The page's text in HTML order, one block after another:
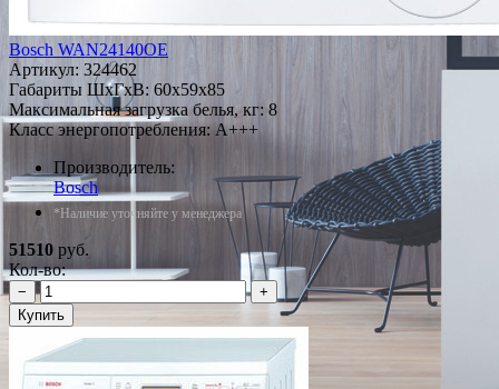
Bosch WAN24140OE
Артикул: 324462
Габариты ШxГxВ: 60x59x85
Максимальная загрузка белья, кг: 8
Класс энергопотребления: A+++
Производитель:
Bosch
*Наличие уточняйте у менеджера
51510 руб.
Кол-во:
−
+
Купить